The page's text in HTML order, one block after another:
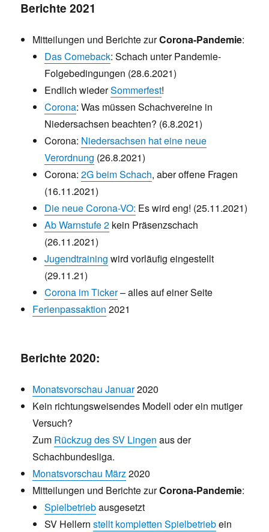
Berichte 2021
Mitteilungen und Berichte zurCorona-Pandemie:
Das Comeback: Schach unter Pandemie-
Folgebedingungen (28.6.2021)
Endlich wiederSommerfest!
Corona: Was müssen Schachvereine in
Niedersachsen beachten? (6.8.2021)
Corona: Niedersachsen hat eine neue
Verordnung (26.8.2021)
Corona:2G beim Schach, aber offene Fragen
(16.11.2021)
Die neue Corona-VO: Es wird eng! (25.11.2021)
Ab Warnstufe 2 kein Präsenzschach
(26.11.2021)
Jugendtraining wird vorläufig eingestellt
(29.11.21)
Corona im Ticker– alles auf einer Seite
Ferienpassaktion 2021
Berichte 2020:
Monatsvorschau Januar2020
Kein richtungsweisendes Modell oder ein mutiger
Versuch?
Zum Rückzug des SV Lingen aus der
Schachbundesliga.
Monatsvorschau März2020
Mitteilungen und Berichte zurCorona-Pandemie:
Spielbetriebausgesetzt
SV Hellernstellt kompletten Spielbetriebein